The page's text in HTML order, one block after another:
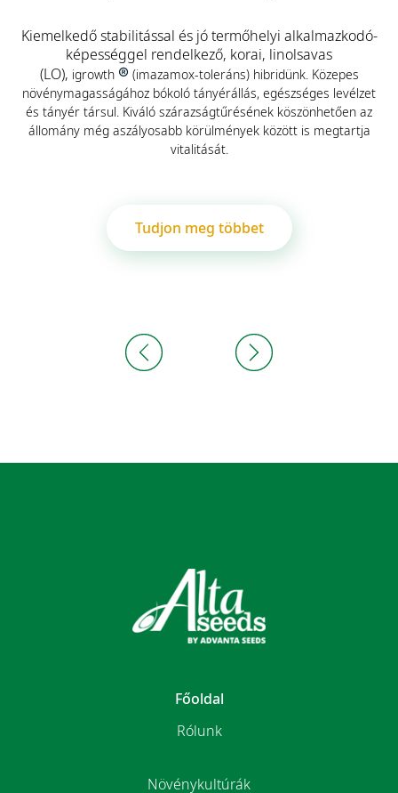
Kiemelkedő stabilitással és jó termőhelyi alkalmazkodó-
képességgel rendelkező, korai, linolsavas
(LO), igrowth ® (imazamox-toleráns)hibridünk. Közepes
növénymagasságához bókoló tányérállás, egészséges levélzet
és tányér társul. Kiváló szárazságtűrésének köszönhetően az
állomány még aszályosabb körülmények között is megtartja
vitalitását.
Tudjon meg többet
Főoldal
Rólunk
Növénykultúrák